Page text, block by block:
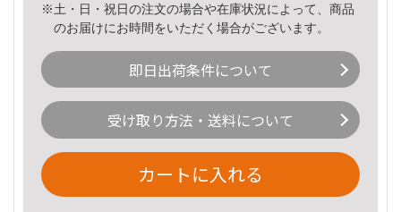
※土・日・祝日の注文の場合や在庫状況によって、商品
のお届けにお時間をいただく場合がございます。
即日出荷条件について
受け取り方法・送料について
カートに入れる